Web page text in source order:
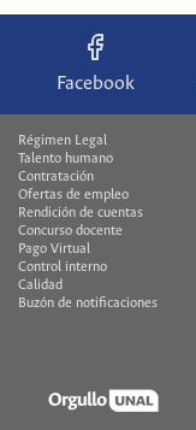
Facebook
Régimen Legal
Talento humano
Contratación
Ofertas de empleo
Rendición de cuentas
Concurso docente
Pago Virtual
Control interno
Calidad
Buzón de notificaciones